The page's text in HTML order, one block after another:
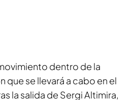
dentro de la
que se llevará a cabo en el
la salida de Sergi Altimira,